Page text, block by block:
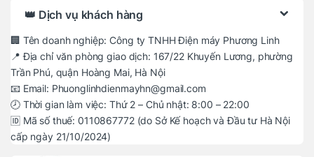
👑 Dịch vụ khách hàng
🏢 Tên doanh nghiệp: Công ty TNHH Điện máy Phương Linh
📍 Địa chỉ văn phòng giao dịch: 167/22 Khuyến Lương, phường
Trần Phú, quận Hoàng Mai, Hà Nội
📧 Email: Phuonglinhdienmayhn@gmail.com
🕗 Thời gian làm việc: Thứ 2 – Chủ nhật: 8:00 – 22:00
🆔 Mã số thuế: 0110867772 (do Sở Kế hoạch và Đầu tư Hà Nội
cấp ngày 21/10/2024)